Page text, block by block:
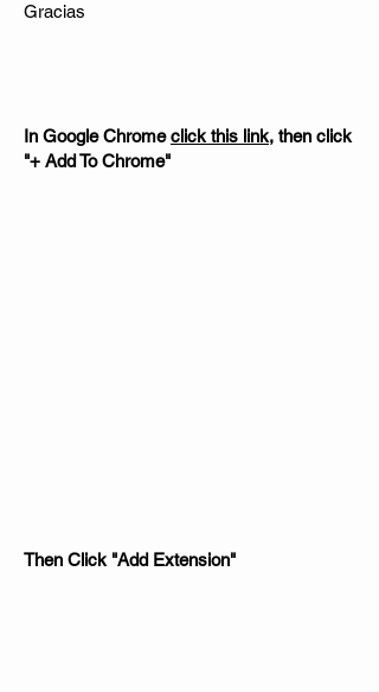
Gracias
In Google Chromeclick this link, then click
"+ Add To Chrome"
Then Click "Add Extension"